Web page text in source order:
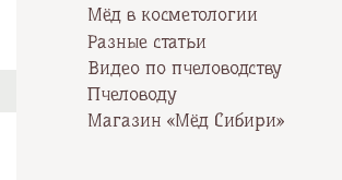
Мёд в косметологии
Разные статьи
Видео по пчеловодству
Пчеловоду
Магазин «Мёд Сибири»